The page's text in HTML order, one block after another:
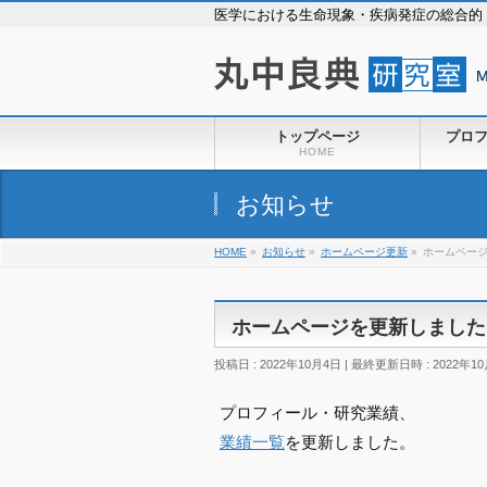
医学における生命現象・疾病発症の総合
トップページ
HOME
プロ
お知らせ
HOME » お知らせ » ホームページ更新 » ホームペー
ホームページを更新しまし
投稿日 : 2022年10月4日 最終更新日時 : 2022年10
プロフィール・研究業績、
業績一覧を更新しました。